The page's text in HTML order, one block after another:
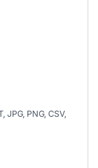
JPG, PNG, CSV,